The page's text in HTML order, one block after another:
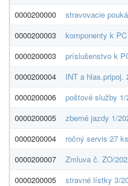
0000200000
stravovacie
0000200003
komponenty k PC
0000200003
príslušenstvo k
0000200004
INT a hlas.pripoj.
0000200006
poštové služby 1/
0000200005
zberné jazdy 1/
0000200004
ročný servis 27
0000200007
Zmluva č. ZO/
0000200005
stravné lístky 3/